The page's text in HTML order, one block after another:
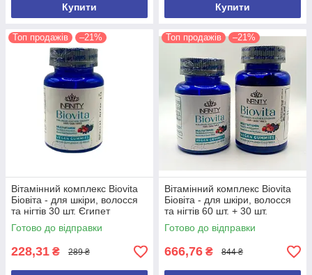
Купити Купити
Топ продажів –21%
Вітамінний комплекс Biovita
Біовіта - для шкіри, волосся
та нігтів 30 шт. Єгипет
Оригінал
Готово до відправки
228,31 ₴ 289 ₴
Топ продажів –21%
Вітамінний комплекс Biovita
Біовіта - для шкіри, волосся
та нігтів 60 шт. + 30 шт.
Єгипет Оригінал
Готово до відправки
666,76 ₴ 844 ₴